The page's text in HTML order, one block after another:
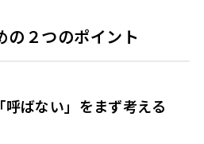
の２つのポイント
呼ばない」をまず考える